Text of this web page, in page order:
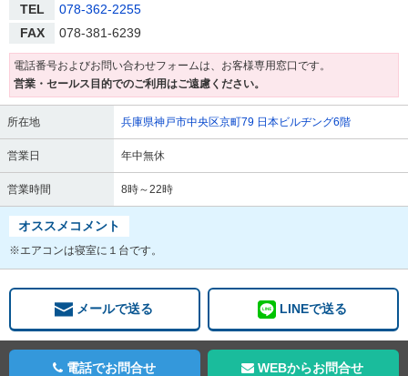
TEL
078-362-2255
FAX
078-381-6239
電話番号およびお問い合わせフォームは、お客様専用窓口です。
営業・セールス目的でのご利用はご遠慮ください。
所在地 兵庫県神戸市中央区京町79 日本ビルヂング6階
営業日 年中無休
営業時間 8時～22時
オススメコメント
※エアコンは寝室に１台です。
メールで送る LINEで送る
電話でお問合せ WEBからお問合せ